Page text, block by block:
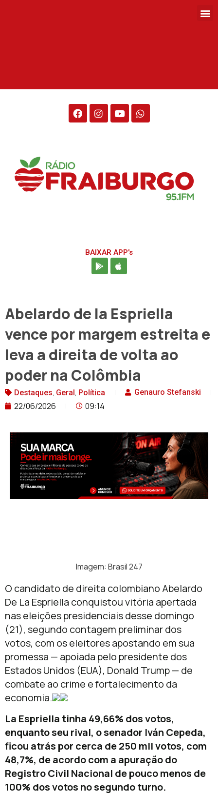
BAIXAR APP's
Abelardo de la Espriella
vence por margem estreita e
leva a direita de volta ao
poder na Colômbia
Destaques, Geral , Política Genauro Stefanski
22/06/2026 09:14
Imagem: Brasil 247
O candidato de direita colombiano Abelardo
De La Espriella conquistou vitória apertada
nas eleições presidenciais desse domingo
(21), segundo contagem preliminar dos
votos, com os eleitores apostando em sua
promessa — apoiada pelo presidente dos
Estados Unidos (EUA), Donald Trump — de
combate ao crime e fortalecimento da
economia.
La Espriella tinha 49,66% dos votos,
enquanto seu rival, o senador Iván Cepeda,
ficou atrás por cerca de 250 mil votos, com
48,7%, de acordo com a apuração do
Registro Civil Nacional de pouco menos de
100% dos votos no segundo turno.